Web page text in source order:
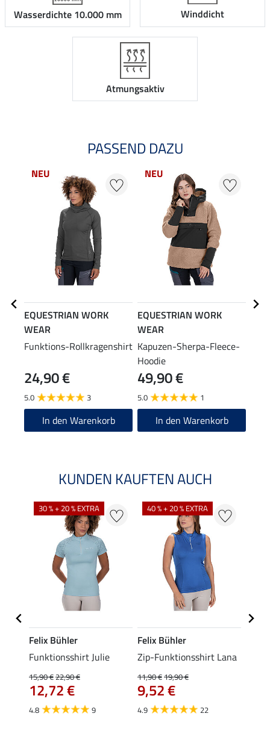
Wasserdichte 10.000 mm Winddicht
Atmungsaktiv
PASSEND DAZU
NEU
EQUESTRIAN WORK
WEAR
Funktions-Rollkragenshirt
24,90 €
5.0 3
In den Warenkorb
NEU
EQUESTRIAN WORK
WEAR
Kapuzen-Sherpa-Fleece-
Hoodie
49,90 €
5.0 1
In den Warenkorb
KUNDEN KAUFTEN AUCH
30 % + 20 % EXTRA
Felix Bühler
Funktionsshirt Julie
15,90 €22,90 €
12,72 €
4.8 9
40 % + 20 % EXTRA
Felix Bühler
Zip-Funktionsshirt Lana
11,90 €19,90 €
9,52 €
4.9 22